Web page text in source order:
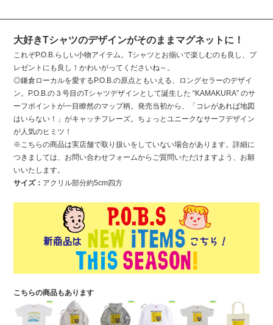
大好きTシャツのデザインがそのままマグネットに！
これぞP.O.B.らしい小物アイテム。Tシャツとお揃いで楽しむのも良し、プ
レゼントにも良し！かわいがってくださいね～。
◎鎌倉ローカルを愛するP.O.B.の原点ともいえる、ロングセラーのデザイ
ン。P.O.B.の３号目のTシャツデザインとして誕生した “KAMAKURA” のサ
ーフポイントが一目瞭然のマップ柄。発売当初から、「コレがあれば地図
はいらない！」がキャッチフレーズ。ちょっとユニークなサーフデザイン
が人気のヒミツ！
※こちらの商品は実店舗で取り扱いをしていない場合があります。詳細に
つきましては、お問い合わせフォームからご質問いただけますよう、お願
いいたします。
サイズ： アクリル部分約5cm四方
こちらの商品もあります